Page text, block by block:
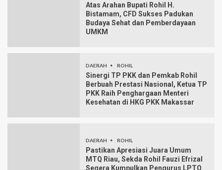
Atas Arahan Bupati Rohil H.
Bistamam, CFD Sukses Padukan
Budaya Sehat dan Pemberdayaan
UMKM
DAERAH ROHIL
Sinergi TP PKK dan Pemkab Rohil
Berbuah Prestasi Nasional, Ketua TP
PKK Raih Penghargaan Menteri
Kesehatan di HKG PKK Makassar
DAERAH ROHIL
Pastikan Apresiasi Juara Umum
MTQ Riau, Sekda Rohil Fauzi Efrizal
Segera Kumpulkan Pengurus LPTQ